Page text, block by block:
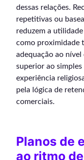
dessas relações.
repetitivas ou
reduzem a
como proximidade
adequação ao
superior ao
experiência
pela lógica de
comerciais.
Planos de
ao ritmo